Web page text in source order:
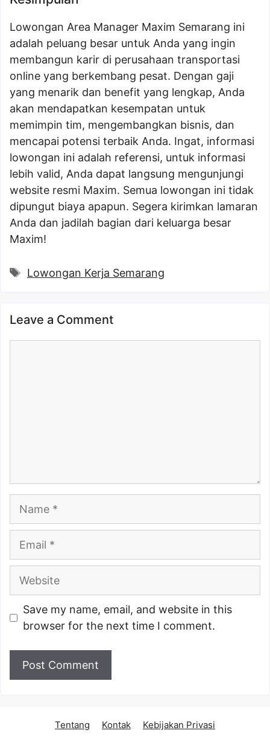
Lowongan Area Manager Maxim Semarang ini
adalah peluang besar untuk Anda yang ingin
membangun karir di perusahaan transportasi
online yang berkembang pesat. Dengan gaji
yang menarik dan benefit yang lengkap, Anda
akan mendapatkan kesempatan untuk
memimpin tim, mengembangkan bisnis, dan
mencapai potensi terbaik Anda. Ingat, informasi
lowongan ini adalah referensi, untuk informasi
lebih valid, Anda dapat langsung mengunjungi
website resmi Maxim. Semua lowongan ini tidak
dipungut biaya apapun. Segera kirimkan lamaran
Anda dan jadilah bagian dari keluarga besar
Maxim!
Tags
Lowongan Kerja Semarang
Leave a Comment
Website
Save my name, email, and website in this
browser for the next time I comment.
Tentang Kontak Kebijakan Privasi